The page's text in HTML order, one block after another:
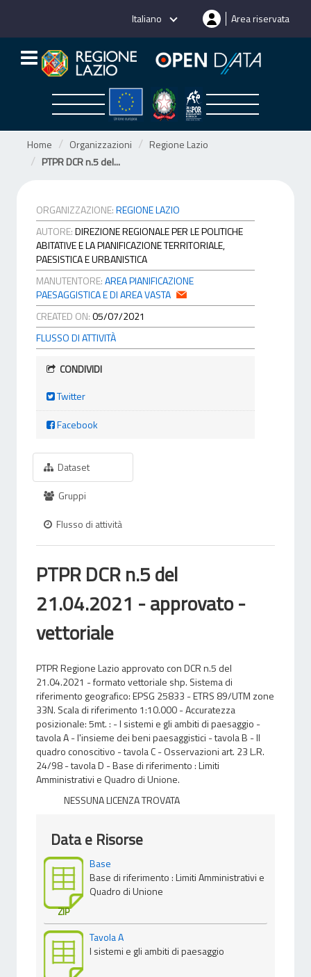
Italiano Area riservata
Home Organizzazioni
Regione Lazio
PTPR DCR n.5 del...
ORGANIZZAZIONE:REGIONE LAZIO
AUTORE:DIREZIONE REGIONALE PER LE POLITICHE
ABITATIVE E LA PIANIFICAZIONE TERRITORIALE,
PAESISTICA E URBANISTICA
MANUTENTORE:AREA PIANIFICAZIONE
PAESAGGISTICA E DI AREA VASTA
CREATED ON:05/07/2021
FLUSSO DI ATTIVITÀ
CONDIVIDI
Twitter
Facebook
Dataset
Gruppi
Flusso di attività
PTPR DCR n.5 del
21.04.2021 - approvato -
vettoriale
PTPR Regione Lazio approvato con DCR n.5 del
21.04.2021 - formato vettoriale shp. Sistema di
riferimento geografico: EPSG 25833 - ETRS 89/UTM zone
33N. Scala di riferimento 1:10.000 - Accuratezza
posizionale: 5mt. : - I sistemi e gli ambiti di paesaggio -
tavola A - l'insieme dei beni paesaggistici - tavola B - Il
quadro conoscitivo - tavola C - Osservazioni art. 23 L.R.
24/98 - tavola D - Base di riferimento : Limiti
Amministrativi e Quadro di Unione.
NESSUNA LICENZA TROVATA
Data e Risorse
ZIP
Base
Base di riferimento : Limiti Amministrativi e
Quadro di Unione
Tavola A
I sistemi e gli ambiti di paesaggio